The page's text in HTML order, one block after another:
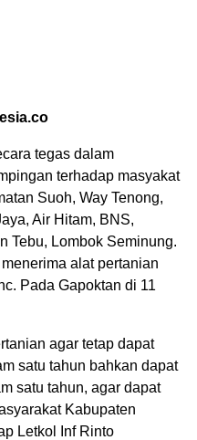
tegas dalam
terhadap masyakat
Suoh, Way Tenong,
Air Hitam, BNS,
Tebu, Lombok Seminung.
alat pertanian
Pada Gapoktan di 11
agar tetap dapat
satu tahun bahkan dapat
satu tahun, agar dapat
Kabupaten
Letkol Inf Rinto